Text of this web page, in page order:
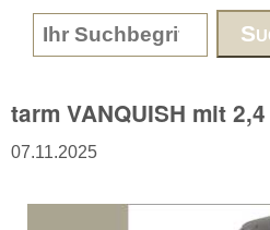
Search form
tarm VANQUISH mit
07.11.2025